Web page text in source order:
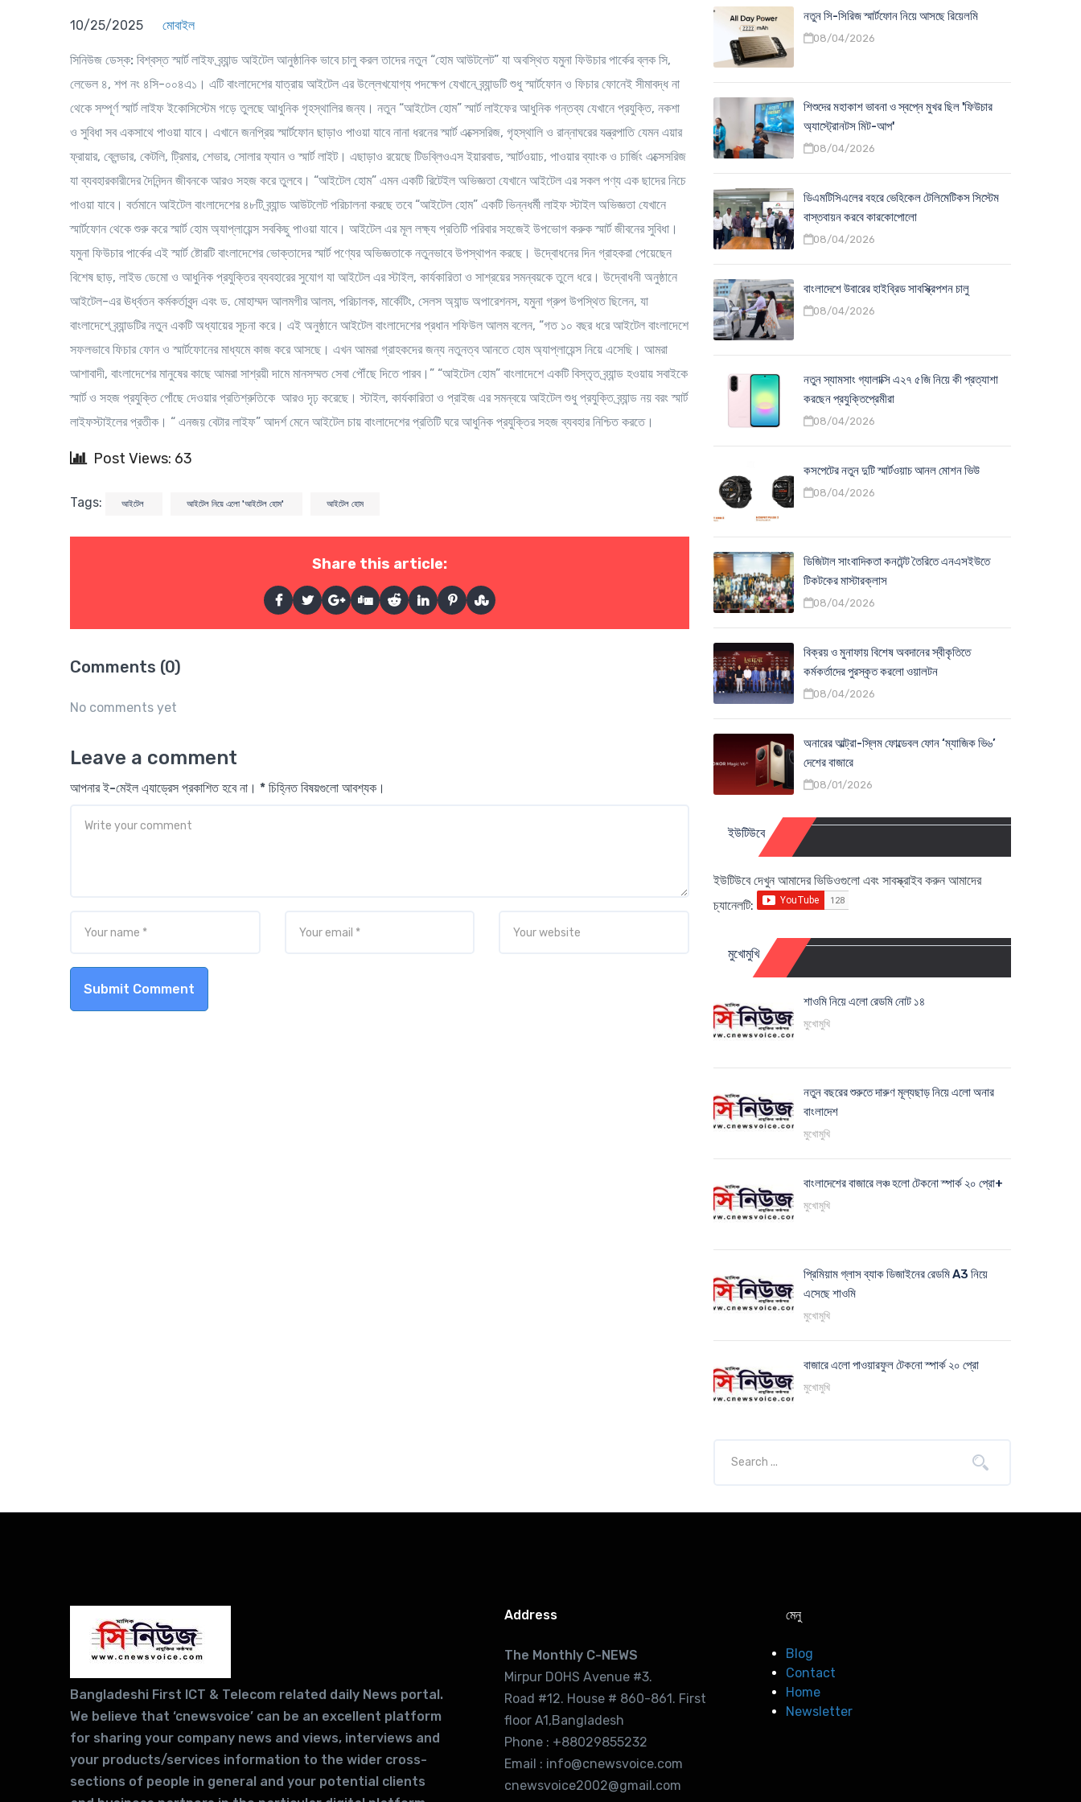
10/25/2025 মোবাইল
সিনিউজ ডেস্ক: বিশ্বস্ত স্মার্ট লাইফ ব্র্যান্ড আইটেল আনুষ্ঠানিক ভাবে চালু করল তাদের নতুন “হোম আউটলেট” যা অবস্থিত যমুনা ফিউচার পার্কের ব্লক সি,
লেভেল ৪, শপ নং ৪সি-০০৪এ১। এটি বাংলাদেশের যাত্রায় আইটেল এর উল্লেখযোগ্য পদক্ষেপ যেখানে ব্র্যান্ডটি শুধু স্মার্টফোন ও ফিচার ফোনেই সীমাবদ্ধ না
থেকে সম্পূর্ণ স্মার্ট লাইফ ইকোসিস্টেম গড়ে তুলছে আধুনিক গৃহস্থালির জন্য। নতুন “আইটেল হোম” স্মার্ট লাইফের আধুনিক গন্তব্য যেখানে প্রযুক্তি, নকশা
ও সুবিধা সব একসাথে পাওয়া যাবে। এখানে জনপ্রিয় স্মার্টফোন ছাড়াও পাওয়া যাবে নানা ধরনের স্মার্ট এক্সেসরিজ, গৃহস্থালি ও রান্নাঘরের যন্ত্রপাতি যেমন এয়ার
ফ্রায়ার, ব্লেন্ডার, কেটলি, ট্রিমার, শেভার, সোলার ফ্যান ও স্মার্ট লাইট। এছাড়াও রয়েছে টিডব্লিওএস ইয়ারবাড, স্মার্টওয়াচ, পাওয়ার ব্যাংক ও চার্জিং এক্সেসরিজ
যা ব্যবহারকারীদের দৈনিন্দন জীবনকে আরও সহজ করে তুলবে। “আইটেল হোম” এমন একটি রিটেইল অভিজ্ঞতা যেখানে আইটেল এর সকল পণ্য এক ছাদের নিচে
পাওয়া যাবে। বর্তমানে আইটেল বাংলাদেশের ৪৮টি ব্র্যান্ড আউটলেট পরিচালনা করছে তবে “আইটেল হোম” একটি ভিন্নধর্মী লাইফ স্টাইল অভিজ্ঞতা যেখানে
স্মার্টফোন থেকে শুরু করে স্মার্ট হোম অ্যাপ্লায়েন্স সবকিছু পাওয়া যাবে। আইটেল এর মূল লক্ষ্য প্রতিটি পরিবার সহজেই উপভোগ করুক স্মার্ট জীবনের সুবিধা।
যমুনা ফিউচার পার্কের এই স্মার্ট ষ্টোরটি বাংলাদেশের ভোক্তাদের স্মার্ট পণ্যের অভিজ্ঞতাকে নতুনভাবে উপস্থাপন করছে। উদ্বোধনের দিন গ্রাহকরা পেয়েছেন
বিশেষ ছাড়, লাইভ ডেমো ও আধুনিক প্রযুক্তির ব্যবহারের সুযোগ যা আইটেল এর স্টাইল, কার্যকারিতা ও সাশ্রয়ের সমন্বয়কে তুলে ধরে। উদ্বোধনী অনুষ্ঠানে
আইটেল-এর ঊর্ধ্বতন কর্মকর্তাবৃন্দ এবং ড. মোহাম্মদ আলমগীর আলম, পরিচালক, মার্কেটিং, সেলস অ্যান্ড অপারেশনস, যমুনা গ্রুপ উপস্থিত ছিলেন, যা
বাংলাদেশে ব্র্যান্ডটির নতুন একটি অধ্যায়ের সূচনা করে। এই অনুষ্ঠানে আইটেল বাংলাদেশের প্রধান শফিউল আলম বলেন, “গত ১০ বছর ধরে আইটেল বাংলাদেশে
সফলভাবে ফিচার ফোন ও স্মার্টফোনের মাধ্যমে কাজ করে আসছে। এখন আমরা গ্রাহকদের জন্য নতুনত্ব আনতে হোম অ্যাপ্লায়েন্স নিয়ে এসেছি। আমরা
আশাবাদী, বাংলাদেশের মানুষের কাছে আমরা সাশ্রয়ী দামে মানসম্মত সেবা পৌঁছে দিতে পারব।” “আইটেল হোম” বাংলাদেশে একটি বিস্তৃত ব্র্যান্ড হওয়ায় সবাইকে
স্মার্ট ও সহজ প্রযুক্তি পোঁছে দেওয়ার প্রতিশ্রুতিকে আরও দৃঢ় করেছে। স্টাইল, কার্যকারিতা ও প্রাইজ এর সমন্বয়ে আইটেল শুধু প্রযুক্তি ব্র্যান্ড নয় বরং স্মার্ট
লাইফস্টাইলের প্রতীক। “ এনজয় বেটার লাইফ” আদর্শ মেনে আইটেল চায় বাংলাদেশের প্রতিটি ঘরে আধুনিক প্রযুক্তির সহজ ব্যবহার নিশ্চিত করতে।
Post Views: 63
Tags: আইটেল আইটেল নিয়ে এলো 'আইটেল হোম' আইটেল হোম
Share this article:
Comments (0)
No comments yet
Leave a comment
আপনার ই-মেইল এ্যাড্রেস প্রকাশিত হবে না। * চিহ্নিত বিষয়গুলো আবশ্যক।
Submit Comment
নতুন সি-সিরিজ স্মার্টফোন নিয়ে আসছে রিয়েলমি
08/04/2026
শিশুদের মহাকাশ ভাবনা ও স্বপ্নে মুখর ছিল 'ফিউচার
অ্যাস্ট্রোনটস মিট-আপ'
08/04/2026
ডিএমটিসিএলের বহরে ভেহিকেল টেলিমেটিকস সিস্টেম
বাস্তবায়ন করবে কারকোপোলো
08/04/2026
বাংলাদেশে উবারের হাইব্রিড সাবস্ক্রিপশন চালু
08/04/2026
নতুন স্যামসাং গ্যালাক্সি এ২৭ ৫জি নিয়ে কী প্রত্যাশা
করছেন প্রযুক্তিপ্রেমীরা
08/04/2026
কসপেটের নতুন দুটি স্মার্টওয়াচ আনল মোশন ভিউ
08/04/2026
ডিজিটাল সাংবাদিকতা কনটেন্ট তৈরিতে এনএসইউতে
টিকটকের মাস্টারক্লাস
08/04/2026
বিক্রয় ও মুনাফায় বিশেষ অবদানের স্বীকৃতিতে
কর্মকর্তাদের পুরস্কৃত করলো ওয়ালটন
08/04/2026
অনারের আল্ট্রা-স্লিম ফোল্ডেবল ফোন ‘ম্যাজিক ভি৬’
দেশের বাজারে
08/01/2026
ইউটিউবে
ইউটিউবে দেখুন আমাদের ভিডিওগুলো এবং সাবস্ক্রাইব করুন আমাদের
চ্যানেলটি:
মুখোমুখি
শাওমি নিয়ে এলো রেডমি নোট ১৪
মুখোমুখি
নতুন বছরের শুরুতে দারুণ মূল্যছাড় নিয়ে এলো অনার
বাংলাদেশ
মুখোমুখি
বাংলাদেশের বাজারে লঞ্চ হলো টেকনো স্পার্ক ২০ প্রো+
মুখোমুখি
প্রিমিয়াম গ্লাস ব্যাক ডিজাইনের রেডমি A3 নিয়ে
এসেছে শাওমি
মুখোমুখি
বাজারে এলো পাওয়ারফুল টেকনো স্পার্ক ২০ প্রো
মুখোমুখি
Bangladeshi First ICT & Telecom related daily News portal.
We believe that ‘cnewsvoice’ can be an excellent platform
for sharing your company news and views, interviews and
your products/services information to the wider cross-
sections of people in general and your potential clients
Address
The Monthly C-NEWS
Mirpur DOHS Avenue #3.
Road #12. House # 860-861. First
floor A1,Bangladesh
Phone : +88029855232
Email : info@cnewsvoice.com
cnewsvoice2002@gmail.com
মেনু
Blog
Contact
Home
Newsletter